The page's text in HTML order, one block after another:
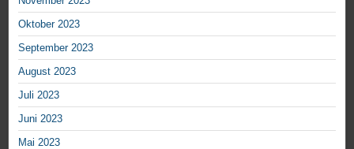
Oktober 2023
September 2023
August 2023
Juli 2023
Juni 2023
Mai 2023